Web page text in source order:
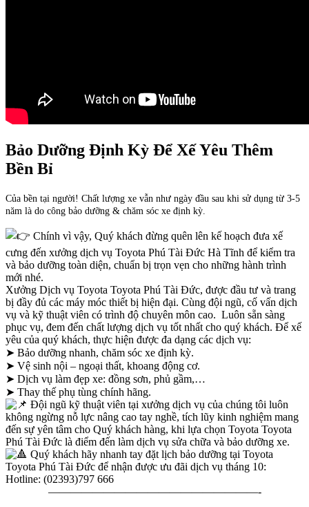
Bảo Dưỡng Định Kỳ Để Xế Yêu Thêm
Bền Bỉ
Của bền tại người! Chất lượng xe vẫn như ngày đầu sau khi sử dụng từ 3-5
năm là do công bảo dưỡng & chăm sóc xe định kỳ.
Chính vì vậy, Quý khách đừng quên lên kế hoạch đưa xế
cưng đến xưởng dịch vụ Toyota Phú Tài Đức Hà Tĩnh để kiểm tra
và bảo dưỡng toàn diện, chuẩn bị trọn vẹn cho những hành trình
mới nhé.
Xưởng Dịch vụ Toyota Toyota Phú Tài Đức, được đầu tư và trang
bị đầy đủ các máy móc thiết bị hiện đại. Cùng đội ngũ, cố vấn dịch
vụ và kỹ thuật viên có trình độ chuyên môn cao. Luôn sẵn sàng
phục vụ, đem đến chất lượng dịch vụ tốt nhất cho quý khách. Để xế
yêu của quý khách, thực hiện được đa dạng các dịch vụ:
➤ Bảo dưỡng nhanh, chăm sóc xe định kỳ.
➤ Vệ sinh nội – ngoại thất, khoang động cơ.
➤ Dịch vụ làm đẹp xe: đồng sơn, phủ gầm,…
➤ Thay thế phụ tùng chính hãng.
Đội ngũ kỹ thuật viên tại xưởng dịch vụ của chúng tôi luôn
không ngừng nỗ lực nâng cao tay nghề, tích lũy kinh nghiệm mang
đến sự yên tâm cho Quý khách hàng, khi lựa chọn Toyota Toyota
Phú Tài Đức là điểm đến làm dịch vụ sửa chữa và bảo dưỡng xe.
Quý khách hãy nhanh tay đặt lịch bảo dưỡng tại Toyota
Toyota Phú Tài Đức để nhận được ưu đãi dịch vụ tháng 10:
Hotline: (02393)797 666
———————————————————-